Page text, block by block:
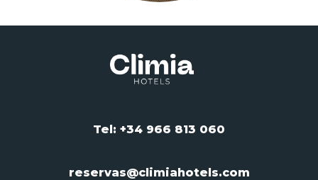
Tel: +34 966 813 060
reservas@climiahotels.com